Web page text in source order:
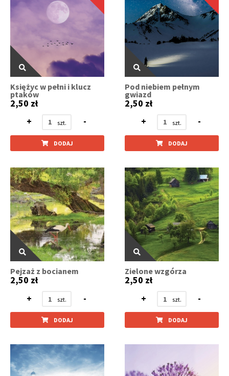
Księżyc w pełni i klucz
ptaków
2,50 zł
+
-
DODAJ
Pod niebiem pełnym
gwiazd
2,50 zł
+
-
DODAJ
Pejzaż z bocianem
2,50 zł
+
-
DODAJ
Zielone wzgórza
2,50 zł
+
-
DODAJ